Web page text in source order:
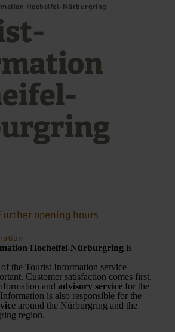
Hocheifel-Nürburgring
opening hours
Hocheifel-Nürburgring is
the Tourist Information service
Customer satisfaction comes first.
andadvisory service for the
is also responsible for the
around the Nürburgring and the
region.